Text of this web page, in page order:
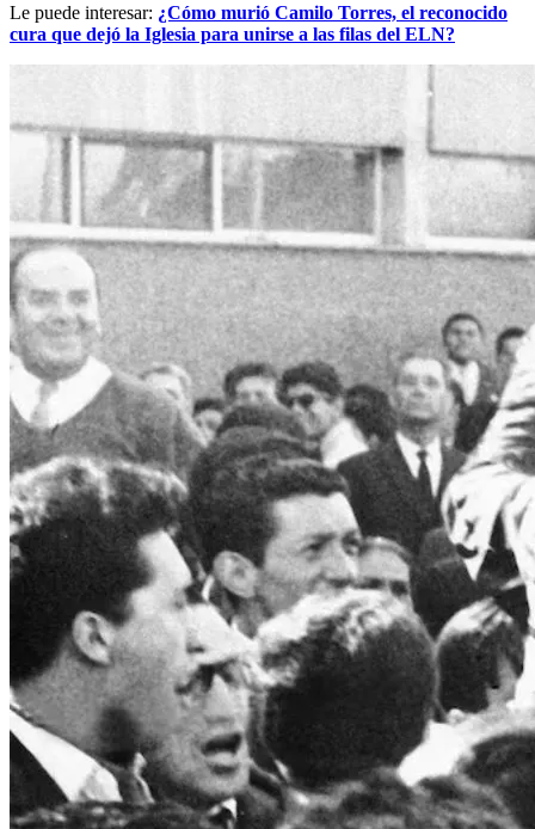
Le puede interesar: ¿Cómo murió Camilo Torres, el reconocido
cura que dejó la Iglesia para unirse a las filas del ELN?